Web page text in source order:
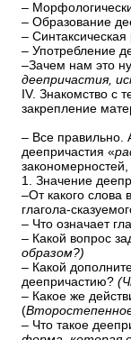
–
– Образование
–
– Употребление
–Зачем нам это
деепричастия,
IV. Знакомство с
закрепление
– Все правильно.
деепричастия «
1. Значение
–От какого слова
глагола-
– Что означает
– Какой вопрос
образом?)
– Какой
деепричастию?
– Какое же
(
– Что такое